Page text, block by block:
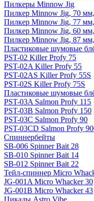
Пилкеры Minnow Jig
Пилкер Minnow Jig, 70
Пилкер Minnow Jig, 77
Пилкер Minnow Jig, 60
Пилкер Minnow Jig, 87
Пластиковые шумовые
PST-02 Killer Profy 75
PST-02A Killer Profy 55
PST-02AS Killer Profy 55S
PST-02S Killer Profy 75S
Пластиковые шумовые
PST-03A Salmon Profy 115
PST-03B Salmon Profy 150
PST-03C Salmon Profy 90
PST-03CD Salmon Profy
Спиннербейты
SB-006 Spinner Bait 28
SB-010 Spinner Bait 14
SB-012 Spinner Bait 22
Тейл-спиннер Micro
JG-001A Micro Whacker 30
JG-001B Micro Whacker 43
Цикады Astro Vibe